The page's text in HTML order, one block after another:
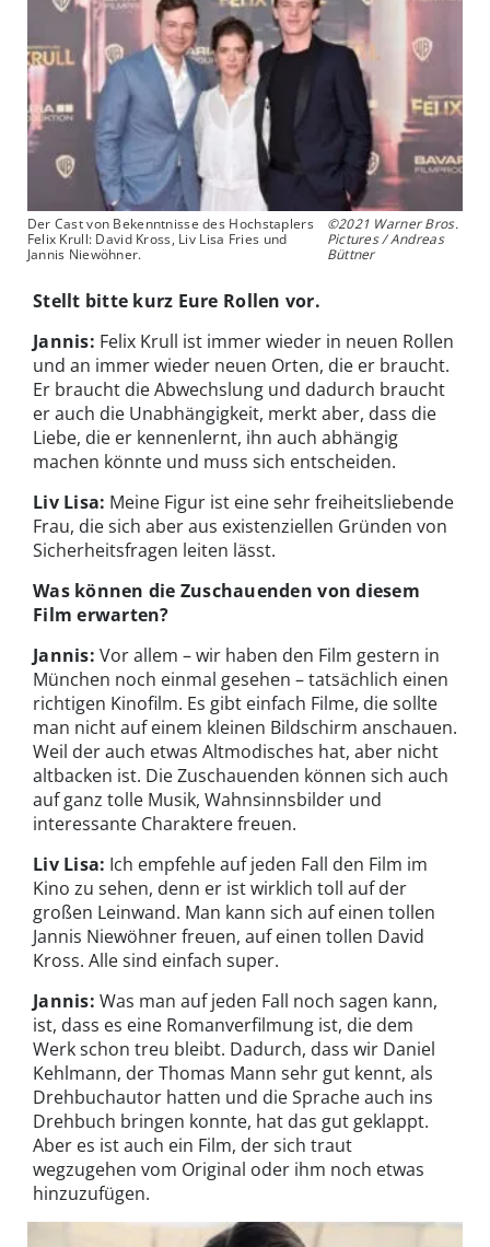
Der Cast von Bekenntnisse des Hochstaplers
Felix Krull: David Kross, Liv Lisa Fries und
Jannis Niewöhner.
©2021 Warner Bros.
Pictures / Andreas
Büttner
Stellt bitte kurz Eure Rollen vor.
Jannis: Felix Krull ist immer wieder in neuen Rollen
und an immer wieder neuen Orten, die er braucht.
Er braucht die Abwechslung und dadurch braucht
er auch die Unabhängigkeit, merkt aber, dass die
Liebe, die er kennenlernt, ihn auch abhängig
machen könnte und muss sich entscheiden.
Liv Lisa: Meine Figur ist eine sehr freiheitsliebende
Frau, die sich aber aus existenziellen Gründen von
Sicherheitsfragen leiten lässt.
Was können die Zuschauenden von diesem
Film erwarten?
Jannis: Vor allem – wir haben den Film gestern in
München noch einmal gesehen – tatsächlich einen
richtigen Kinofilm. Es gibt einfach Filme, die sollte
man nicht auf einem kleinen Bildschirm anschauen.
Weil der auch etwas Altmodisches hat, aber nicht
altbacken ist. Die Zuschauenden können sich auch
auf ganz tolle Musik, Wahnsinnsbilder und
interessante Charaktere freuen.
Liv Lisa: Ich empfehle auf jeden Fall den Film im
Kino zu sehen, denn er ist wirklich toll auf der
großen Leinwand. Man kann sich auf einen tollen
Jannis Niewöhner freuen, auf einen tollen David
Kross. Alle sind einfach super.
Jannis: Was man auf jeden Fall noch sagen kann,
ist, dass es eine Romanverfilmung ist, die dem
Werk schon treu bleibt. Dadurch, dass wir Daniel
Kehlmann, der Thomas Mann sehr gut kennt, als
Drehbuchautor hatten und die Sprache auch ins
Drehbuch bringen konnte, hat das gut geklappt.
Aber es ist auch ein Film, der sich traut
wegzugehen vom Original oder ihm noch etwas
hinzuzufügen.